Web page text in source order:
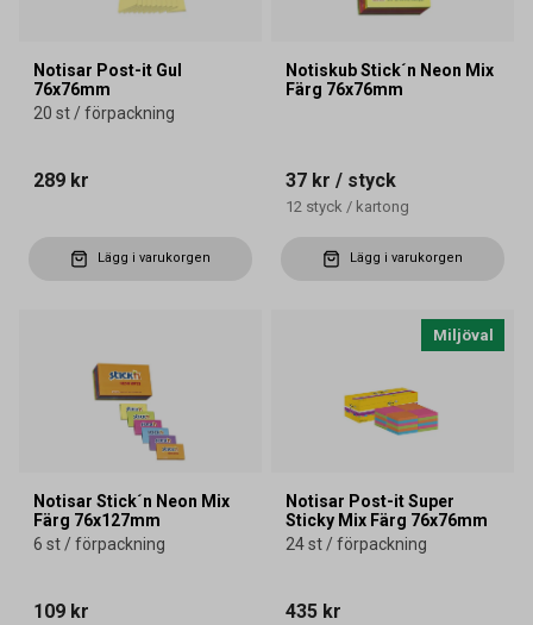
Notisar Post-it Gul
76x76mm
20 st / förpackning
289 kr
Lägg i varukorgen
Notiskub Stick´n Neon Mix
Färg 76x76mm
37 kr / styck
12 styck / kartong
Lägg i varukorgen
Notisar Stick´n Neon Mix
Färg 76x127mm
6 st / förpackning
109 kr
Miljöval
Notisar Post-it Super
Sticky Mix Färg 76x76mm
24 st / förpackning
435 kr